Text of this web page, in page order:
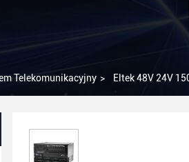
Telekomunikacyjny > Eltek 48V 24V